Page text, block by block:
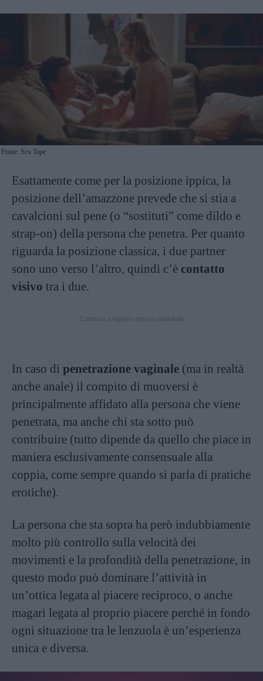
Fonte: Sex Tape
Esattamente come per la posizione ippica, la
posizione dell’amazzone prevede che si stia a
cavalcioni sul pene (o “sostituti” come dildo e
strap-on) della persona che penetra. Per quanto
riguarda la posizione classica, i due partner
sono uno verso l’altro, quindi c’è contatto
visivo tra i due.
In caso di penetrazione vaginale (ma in realtà
anche anale) il compito di muoversi è
principalmente affidato alla persona che viene
penetrata, ma anche chi sta sotto può
contribuire (tutto dipende da quello che piace in
maniera esclusivamente consensuale alla
coppia, come sempre quando si parla di pratiche
erotiche).
La persona che sta sopra ha però indubbiamente
molto più controllo sulla velocità dei
movimenti e la profondità della penetrazione, in
questo modo può dominare l’attività in
un’ottica legata al piacere reciproco, o anche
magari legata al proprio piacere perché in fondo
ogni situazione tra le lenzuola è un’esperienza
unica e diversa.